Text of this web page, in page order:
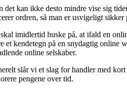
det kan ikke desto mindre vise sig
ordren, så man er usvigeligt sikker
imidlertid huske på, at ifald en
et kendetegn på en snydagtig online
online selskaber.
slår vi et slag for handler med
pengene over tid.